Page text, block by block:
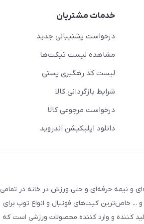
خدمات مشتریان
درخواست پشتیبانی جدید
مشاهده لیست تیکت‌ها
لیست کد رهگیری پستی
شرایط بازگردانی کالا
درخواست مرجوعی کالا
دانلود اپلیکیشن اندروید
و نیمه حرفه‌ای و حتی ورزش در خانه در تمامی
و ... خاص‌ترین کیت‌های فوتبال و انواع توپ برای
کننده و وارد کننده محصولات ورزشی است که